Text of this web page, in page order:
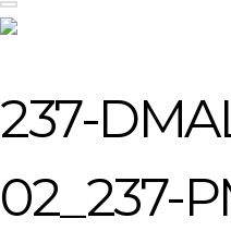
237-
02_237-